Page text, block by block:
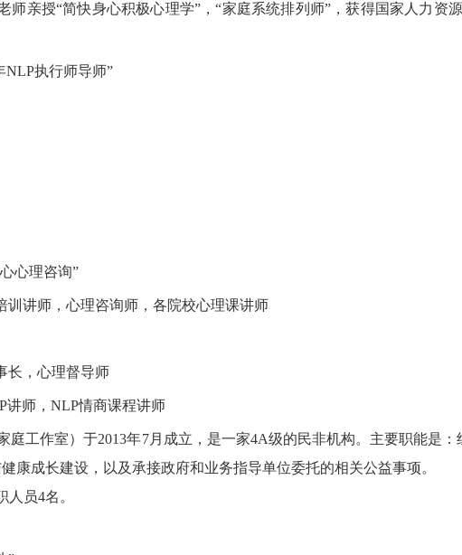
师亲授“简快身心积极心理学”，“家庭系统排列师”，获得国家人力资
NLP执行师导师”
心理咨询”
训讲师，心理咨询师，各院校心理课讲师
长，心理督导师
讲师，NLP情商课程讲师
庭工作室）于2013年7月成立，是一家4A级的民非机构。主要职能是
康成长建设，以及承接政府和业务指导单位委托的相关公益事项。
员4名。